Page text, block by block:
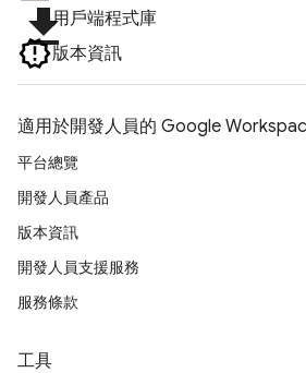
file_download用戶端程式庫
版本資訊
適用於開發人員的 Google
平台總覽
開發人員產品
版本資訊
開發人員支援服務
服務條款
工具